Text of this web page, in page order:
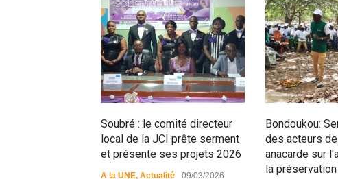
Soubré : le comité directeur
local de la JCI prête serment
et présente ses projets 2026
A la UNE, Actualité 09/03/2026
Bondoukou:
des acteurs
anacarde sur
la